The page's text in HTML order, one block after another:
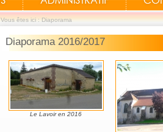
Vous êtes ici : Diaporama
Diaporama 2016/2017
Le Lavoir en 2016